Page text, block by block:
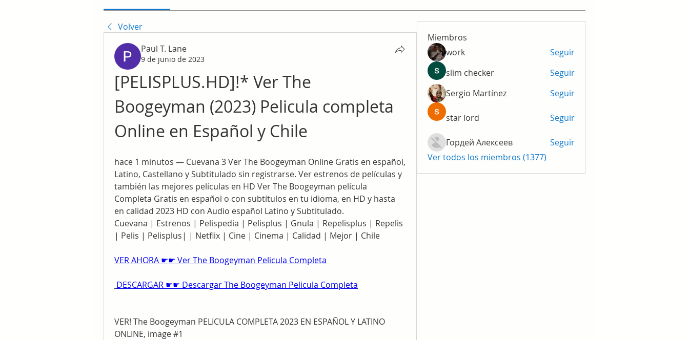
Volver
Paul T. Lane
9 de junio de 2023
[PELISPLUS.HD]!* Ver The
Boogeyman (2023) Pelicula completa
Online en Español y Chile
hace 1 minutos — Cuevana 3 Ver The Boogeyman Online Gratis en español,
Latino, Castellano y Subtitulado sin registrarse. Ver estrenos de películas y
también las mejores películas en HD Ver The Boogeyman película
Completa Gratis en español o con subtítulos en tu idioma, en HD y hasta
en calidad 2023 HD con Audio español Latino y Subtitulado.
Cuevana | Estrenos | Pelispedia | Pelisplus | Gnula | Repelisplus | Repelis
| Pelis | Pelisplus| | Netflix | Cine | Cinema | Calidad | Mejor | Chile
VER AHORA ☛☛ Ver The Boogeyman Pelicula Completa
DESCARGAR ☛☛ Descargar The Boogeyman Pelicula Completa
VER! The Boogeyman PELICULA COMPLETA 2023 EN ESPAÑOL Y LATINO
ONLINE, image #1
Miembros
work
Seguir
slim checker
Seguir
Sergio Martínez
Seguir
star lord Seguir
Гордей Алексеев
Seguir
Ver todos los miembros (1377)